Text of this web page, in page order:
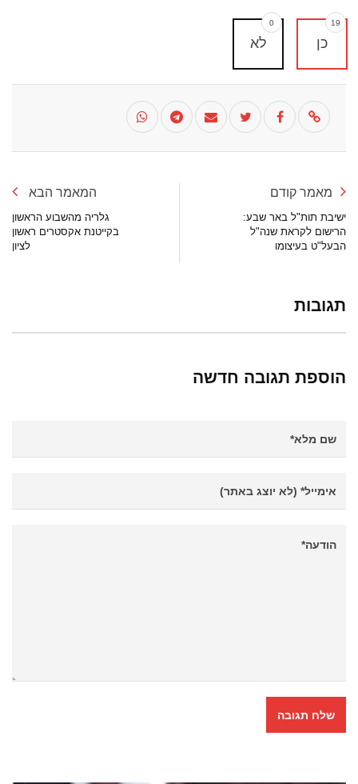
כן
19
לא
0
מאמר קודם
ישיבת תות"ל באר שבע:
הרישום לקראת שנה"ל
הבעל"ט בעיצומו
המאמר הבא
גלריה מהשבוע הראשון
בקייטנת אקסטרים ראשון
לציון
תגובות
הוספת תגובה חדשה